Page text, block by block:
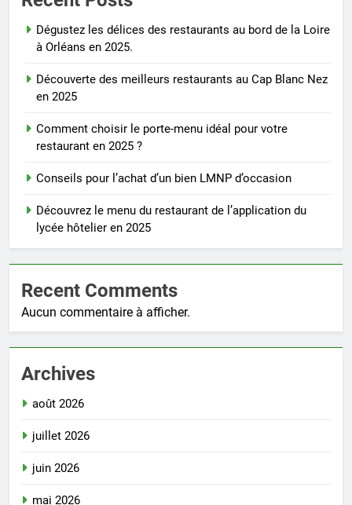
Dégustez les délices des restaurants au bord de la Loire
à Orléans en 2025.
Découverte des meilleurs restaurants au Cap Blanc Nez
en 2025
Comment choisir le porte-menu idéal pour votre
restaurant en 2025 ?
Conseils pour l’achat d’un bien LMNP d’occasion
Découvrez le menu du restaurant de l’application du
lycée hôtelier en 2025
Recent Comments
Aucun commentaire à afficher.
Archives
août 2026
juillet 2026
juin 2026
mai 2026